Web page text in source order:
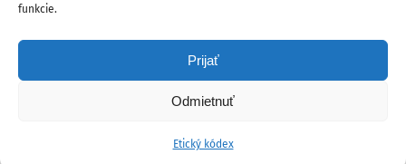
funkcie.
Prijať
Odmietnuť
Etický kódex